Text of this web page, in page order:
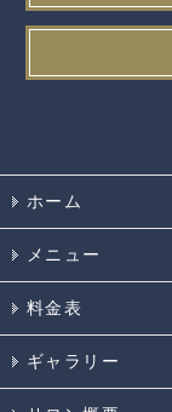
ホーム
メニュー
料金表
ギャラリー